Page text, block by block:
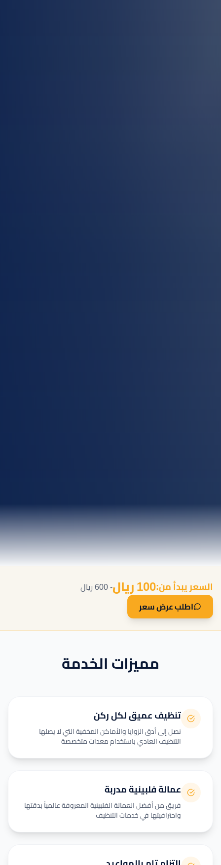
السعر يبدأ من:100 ريال
- 600 ريال
اطلب عرض سعر
مميزات الخدمة
تنظيف عميق لكل ركن
نصل إلى أدق الزوايا والأماكن المخفية التي لا يصلها
التنظيف العادي باستخدام معدات متخصصة
عمالة فلبينية مدربة
فريق من أفضل العمالة الفلبينية المعروفة عالمياً بدقتها
واحترافيتها في خدمات التنظيف